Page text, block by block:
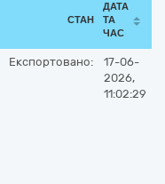
СТАН
ДАТА
ТА
ЧАС
Експортовано:
17-06-
2026,
11:02:29